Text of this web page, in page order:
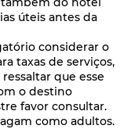
úteis antes da
considerar o
taxas de serviços,
que esse
o destino
favor consultar.
como adultos.